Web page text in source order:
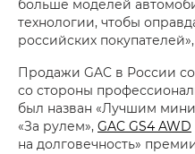
больше моделей
технологии, чтобы
российских
Продажи GAC в России
со стороны
был назван «Лучшим
«За рулем», GAC GS4 AWD
на долговечность»